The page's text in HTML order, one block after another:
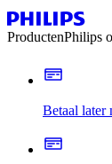
ProductenPhilips
Betaal later